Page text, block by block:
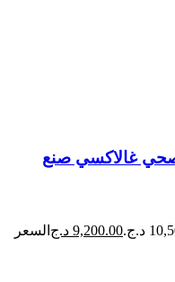
الصحي غالاكسي صنع
9,200.00 د.ج السعر